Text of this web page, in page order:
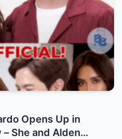
Opens Up in
She and Alden